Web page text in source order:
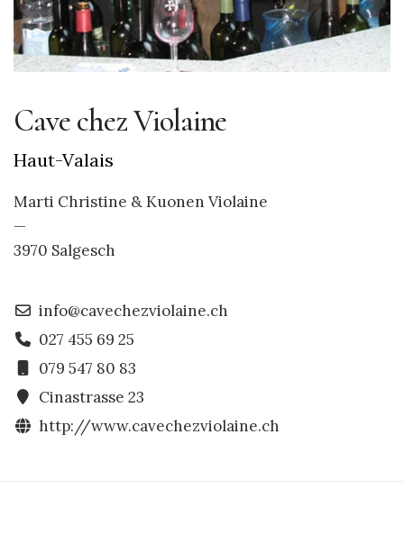
Cave chez Violaine
Haut-Valais
Marti Christine & Kuonen Violaine
—
3970 Salgesch
info@cavechezviolaine.ch
027 455 69 25
079 547 80 83
Cinastrasse 23
http://www.cavechezviolaine.ch